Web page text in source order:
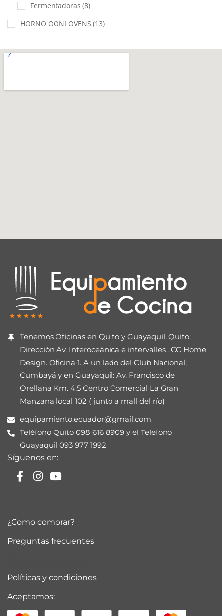
Fermentadoras (8)
HORNO OONI OVENS (13)
Tenemos Oficinas en Quito y Guayaquil. Quito:
Dirección Av. Interoceánica e intervalles . CC Home
Design. Oficina 1. A un lado del Club Nacional,
Cumbayá y en Guayaquil: Av. Francisco de
Orellana Km. 4.5 Centro Comercial La Gran
Manzana local 102 ( junto a mall del río)
equipamiento.ecuador@gmail.com
Teléfono Quito 098 616 8909 y el Telefono
Guayaquil 093 977 1992
Síguenos en:
¿Como comprar?
Preguntas frecuentes
Políticas y condiciones
Aceptamos: